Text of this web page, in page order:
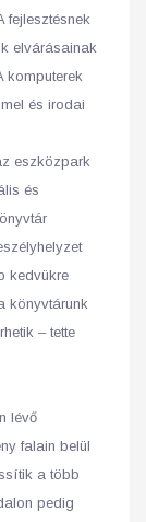
fejlesztésnek
elvárásainak
komputerek
és irodai
eszközpark
és
kedvükre
könyvtárunk
– tette
lévő
falain belül
a több
pedig